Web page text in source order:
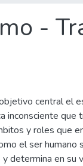
-
central el
inconsciente
y roles que
el ser humano
determina en su